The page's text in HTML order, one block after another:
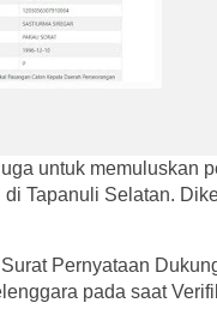
untuk memuluskan
Tapanuli Selatan.
Pernyataan
pada saat